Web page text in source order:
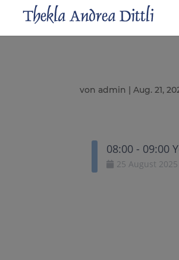
von admin |Aug. 21,
08:00 - 09:00
25 August 2025